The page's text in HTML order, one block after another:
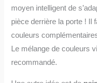
moyen intelligent de
pièce derrière la porte ! Il
couleurs
Le mélange de couleurs
recommandé.